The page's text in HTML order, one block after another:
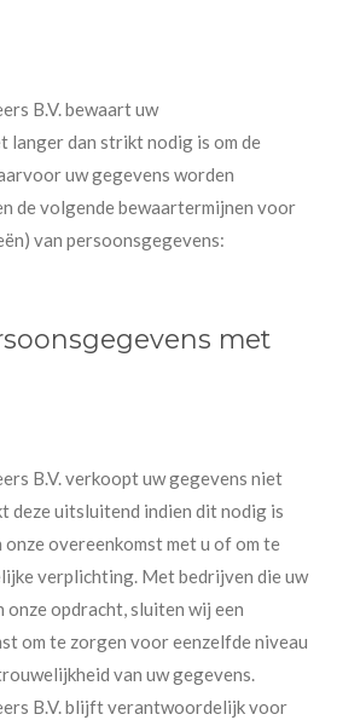
B.V. bewaart uw
langer dan strikt nodig is om de
uw gegevens worden
de volgende bewaartermijnen voor
van persoonsgegevens:
met
B.V. verkoopt uw gegevens niet
deze uitsluitend indien dit nodig is
overeenkomst met u of om te
verplichting. Met bedrijven die uw
onze opdracht, sluiten wij een
om te zorgen voor eenzelfde niveau
van uw gegevens.
B.V. blijft verantwoordelijk voor